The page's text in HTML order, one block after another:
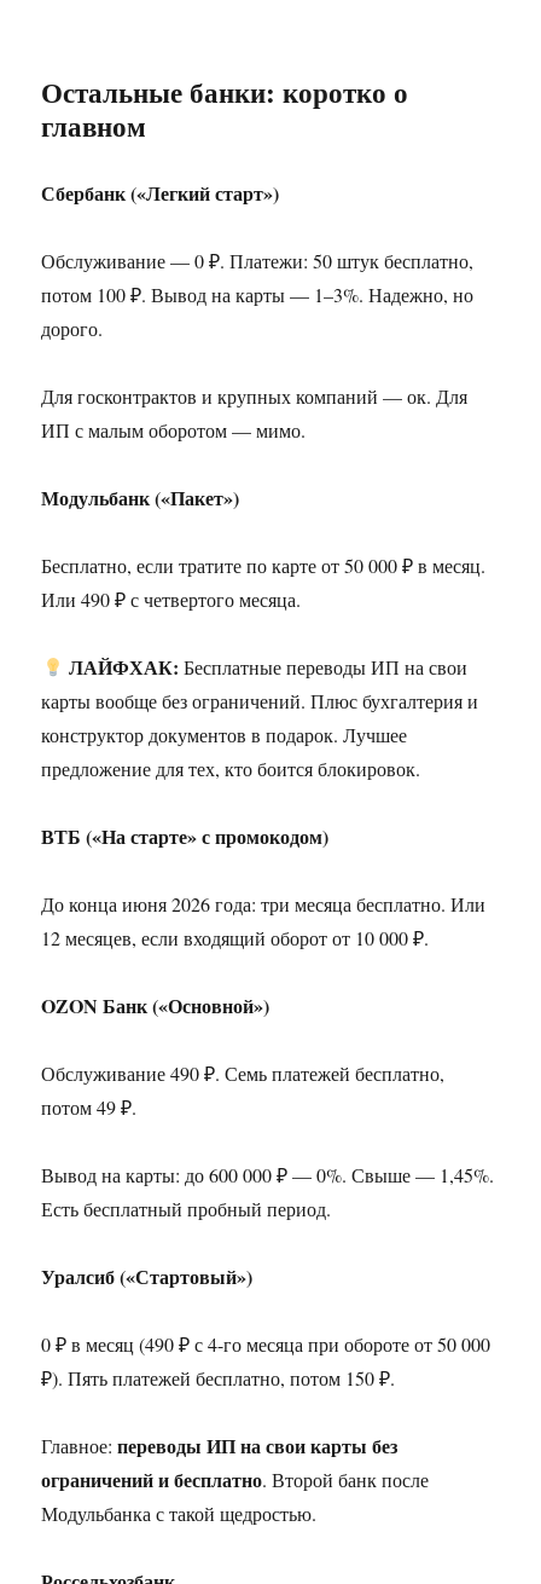
Остальные банки: коротко о
главном
Сбербанк («Легкий старт»)
Обслуживание — 0 ₽. Платежи: 50 штук бесплатно,
потом 100 ₽. Вывод на карты — 1–3%. Надежно, но
дорого.
Для госконтрактов и крупных компаний — ок. Для
ИП с малым оборотом — мимо.
Модульбанк («Пакет»)
Бесплатно, если тратите по карте от 50 000 ₽ в месяц.
Или 490 ₽ с четвертого месяца.
ЛАЙФХАК: Бесплатные переводы ИП на свои
карты вообще без ограничений. Плюс бухгалтерия и
конструктор документов в подарок. Лучшее
предложение для тех, кто боится блокировок.
ВТБ («На старте» с промокодом)
До конца июня 2026 года: три месяца бесплатно. Или
12 месяцев, если входящий оборот от 10 000 ₽.
OZON Банк («Основной»)
Обслуживание 490 ₽. Семь платежей бесплатно,
потом 49 ₽.
Вывод на карты: до 600 000 ₽ — 0%. Свыше — 1,45%.
Есть бесплатный пробный период.
Уралсиб («Стартовый»)
0 ₽ в месяц (490 ₽ с 4-го месяца при обороте от 50 000
₽). Пять платежей бесплатно, потом 150 ₽.
Главное:переводы ИП на свои карты без
ограничений и бесплатно. Второй банк после
Модульбанка с такой щедростью.